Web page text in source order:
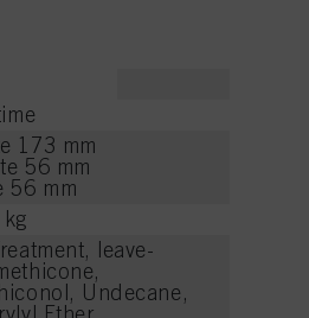
173 mm
56 mm
56 mm
leave-
Undecane,